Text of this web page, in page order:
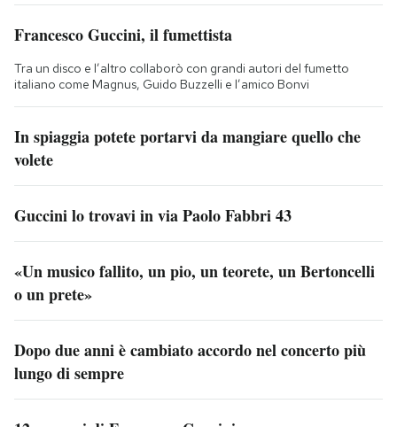
Francesco Guccini, il fumettista
Tra un disco e l’altro collaborò con grandi autori del fumetto
italiano come Magnus, Guido Buzzelli e l’amico Bonvi
In spiaggia potete portarvi da mangiare quello che
volete
Guccini lo trovavi in via Paolo Fabbri 43
«Un musico fallito, un pio, un teorete, un Bertoncelli
o un prete»
Dopo due anni è cambiato accordo nel concerto più
lungo di sempre